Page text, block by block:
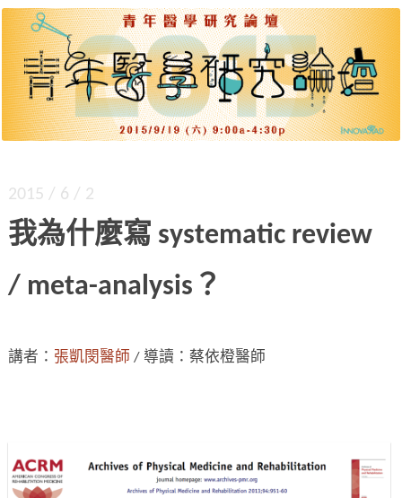
青年醫學研究論壇 2015
出道起步、差異策略、團隊建構、各種文體。四
大主題、九位達人，公開獨門密技。
2015 / 6 / 2
我為什麼寫 systematic review
/ meta-analysis？
講者： 張凱閔醫師 / 導讀：蔡依橙醫師